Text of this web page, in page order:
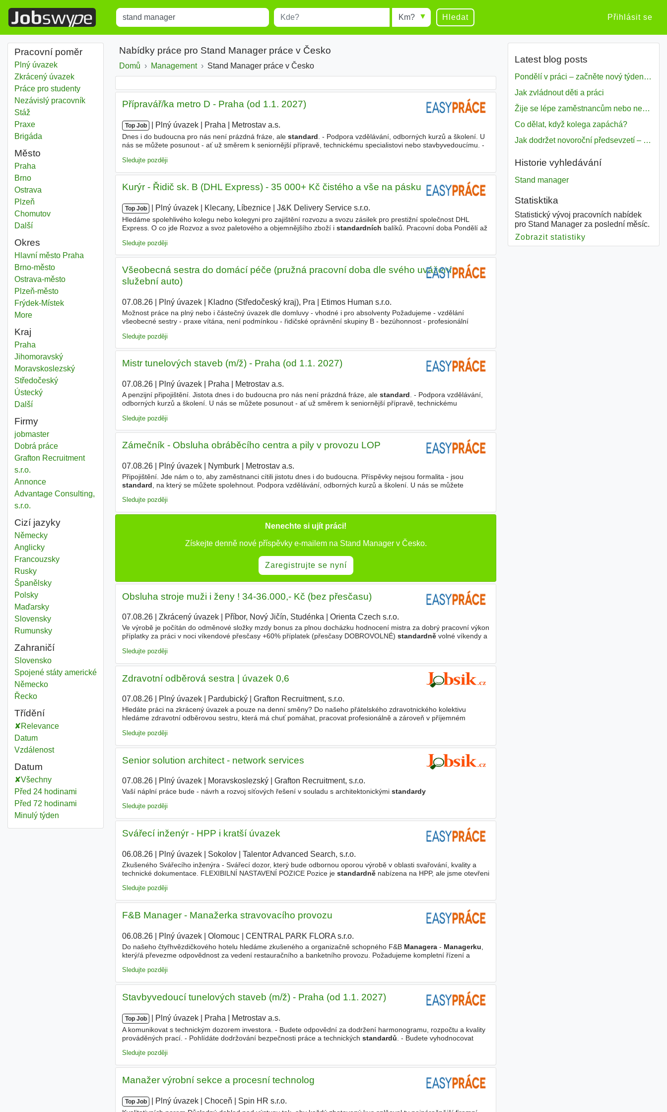
Title Místo Radius Hledat Přihlásit se
Pracovní poměr
Plný úvazek
Zkrácený úvazek
Práce pro studenty
Nezávislý pracovník
Stáž
Praxe
Brigáda
Město
Stand manager
Praha
Stand manager
Brno
Stand manager
Ostrava
Stand manager
Plzeň
Stand manager
Chomutov
Dalšíměsta
Okres
Stand manager
Hlavní město Praha
Stand manager
Brno-městoOkres
Stand manager
Ostrava-městoOkres
Stand manager
Plzeň-městoOkres
Stand manager
Frýdek-MístekOkres
Moredistricts
Kraj
Stand manager
Praha
Stand manager
JihomoravskýKraj
Stand manager
MoravskoslezskýKraj
Stand manager
StředočeskýKraj
Stand manager
ÚsteckýKraj
Dalšíkraj
Firmy
jobmaster
Dobrá práce
Grafton Recruitment
s.r.o.
Annonce
Advantage Consulting,
s.r.o.
Cizí jazyky
Německy
Anglicky
Francouzsky
Rusky
Španělsky
Polsky
Maďarsky
Slovensky
Rumunsky
Zahraničí
Stand manager
Slovensko
Stand manager
Spojené státy americké
Stand manager
Německo
Stand manager
Řecko
Třídění
Relevance
Datum
Vzdálenost
Datum
Všechny
Před 24 hodinami
Před 72 hodinami
Minulý týden
Nabídky práce pro Stand Manager práce v Česko
Domů Management Stand Manager práce v Česko
Přípravář/ka metro D - Praha (od 1.1. 2027)
Top Job Plný úvazek Praha Metrostav a.s.
Dnes i do budoucna pro nás není prázdná fráze, ale standard . - Podpora vzdělávání, odborných kurzů a školení. U
nás se můžete posunout - ať už směrem k seniornější přípravě, technickému specialistovi nebo stavbyvedoucímu. -
Sledujte později
Kurýr - Řidič sk. B (DHL Express) - 35 000+ Kč čistého a vše na pásku
Top Job Plný úvazek Klecany, Líbeznice J&K Delivery Service s.r.o.
Hledáme spolehlivého kolegu nebo kolegyni pro zajištění rozvozu a svozu zásilek pro prestižní společnost DHL
Express. O co jde Rozvoz a svoz paletového a objemnějšího zboží i standardních balíků. Pracovní doba Pondělí až
Sledujte později
Všeobecná sestra do domácí péče (pružná pracovní doba dle svého uvážení,
služební auto)
07.08.26| Plný úvazek| Kladno (Středočeský kraj), Pra Etimos Human s.r.o.
Možnost práce na plný nebo i částečný úvazek dle domluvy - vhodné i pro absolventy Požadujeme - vzdělání
všeobecné sestry - praxe vítána, není podmínkou - řidičské oprávnění skupiny B - bezúhonnost - profesionální
Sledujte později
Mistr tunelových staveb (m/ž) - Praha (od 1.1. 2027)
07.08.26| Plný úvazek| Praha Metrostav a.s.
A penzijní připojištění. Jistota dnes i do budoucna pro nás není prázdná fráze, ale standard . - Podpora vzdělávání,
odborných kurzů a školení. U nás se můžete posunout - ať už směrem k seniornější přípravě, technickému
Sledujte později
Zámečník - Obsluha obráběcího centra a pily v provozu LOP
07.08.26| Plný úvazek| Nymburk| Metrostav a.s.
Připojištění. Jde nám o to, aby zaměstnanci cítili jistotu dnes i do budoucna. Příspěvky nejsou formalita - jsou
standard , na který se můžete spolehnout. Podpora vzdělávání, odborných kurzů a školení. U nás se můžete
Sledujte později
Nenechte si ujít práci!
Získejte denně nové příspěvky e-mailem na Stand Manager v Česko.
Zaregistrujte se nyní
Obsluha stroje muži i ženy ! 34-36.000,- Kč (bez přesčasu)
07.08.26| Zkrácený úvazek| Příbor, Nový Jičín, Studénka| Orienta Czech s.r.o.
Ve výrobě je počítán do odměnové složky mzdy bonus za plnou docházku hodnocení mistra za dobrý pracovní výkon
příplatky za práci v noci víkendové přesčasy +60% příplatek (přesčasy DOBROVOLNÉ) standardněvolné víkendy a
Sledujte později
Zdravotní odběrová sestra | úvazek 0,6
07.08.26| Plný úvazek| Pardubický| Grafton Recruitment, s.r.o.
Hledáte práci na zkrácený úvazek a pouze na denní směny? Do našeho přátelského zdravotnického kolektivu
hledáme zdravotní odběrovou sestru, která má chuť pomáhat, pracovat profesionálně a zároveň v příjemném
Sledujte později
Senior solution architect - network services
07.08.26| Plný úvazek| Moravskoslezský| Grafton Recruitment, s.r.o.
Vaší náplní práce bude - návrh a rozvoj síťových řešení v souladu s architektonickými standardy
Sledujte později
Svářecí inženýr - HPP i kratší úvazek
06.08.26| Plný úvazek| Sokolov| Talentor Advanced Search, s.r.o.
Zkušeného Svářecího inženýra - Svářecí dozor, který bude odbornou oporou výrobě v oblasti svařování, kvality a
technické dokumentace. FLEXIBILNÍ NASTAVENÍ POZICE Pozice je standardněnabízena na HPP, ale jsme otevřeni
Sledujte později
F&B Manager - Manažerka stravovacího provozu
06.08.26| Plný úvazek| Olomouc| CENTRAL PARK FLORA s.r.o.
Do našeho čtyřhvězdičkového hotelu hledáme zkušeného a organizačně schopného F&B Managera- Managerku
který/á převezme odpovědnost za vedení restauračního a banketního provozu. Požadujeme kompletní řízení a
Sledujte později
Stavbyvedoucí tunelových staveb (m/ž) - Praha (od 1.1. 2027)
Top Job Plný úvazek Praha Metrostav a.s.
A komunikovat s technickým dozorem investora. - Budete odpovědní za dodržení harmonogramu, rozpočtu a kvality
prováděných prací. - Pohlídáte dodržování bezpečnosti práce a technických standardů . - Budete vyhodnocovat
Sledujte později
Manažer výrobní sekce a procesní technolog
Top Job Plný úvazek Choceň Spin HR s.r.o.
Latest blog posts
Pondělí v práci – začněte nový týden s motivací
Jak zvládnout děti a práci
Žije se lépe zaměstnancům nebo nezavislým pracovníkům
Co dělat, když kolega zapáchá?
Jak dodržet novoroční předsevzetí – naše tipy pro dobrý začátek roku 2018
Historie vyhledávání
Stand manager
Statisktika
Statistický vývoj pracovních nabídek
pro Stand Manager za poslední měsíc.
Zobrazit statistiky